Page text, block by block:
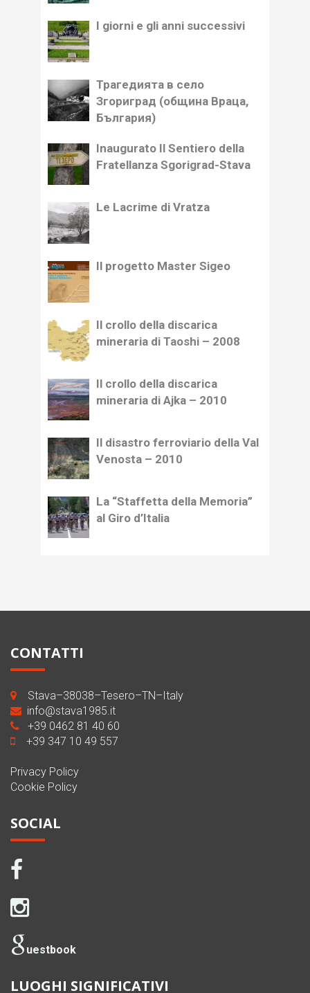
I giorni e gli anni successivi
Трагедията в село
Згориград (община Враца,
България)
Inaugurato Il Sentiero della
Fratellanza Sgorigrad-Stava
Le Lacrime di Vratza
Il progetto Master Sigeo
Il crollo della discarica
mineraria di Taoshi – 2008
Il crollo della discarica
mineraria di Ajka – 2010
Il disastro ferroviario della Val
Venosta – 2010
La “Staffetta della Memoria”
al Giro d’Italia
CONTATTI
Stava–38038–Tesero–TN–Italy
info@stava1985.it
+39 0462 81 40 60
+39 347 10 49 557
Privacy Policy
Cookie Policy
SOCIAL
uestbook
LUOGHI SIGNIFICATIVI